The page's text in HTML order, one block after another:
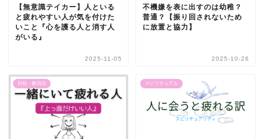
【無意識テイカー】人といる
と疲れやすい人が気を付けた
いこと『心を護る人と消す人
がいる』
2025-11-05
不機嫌を表に出すのは幼稚？
普通？【振り回されないため
に放置と協力】
2025-10-26
対処・解消法 スピリチュアル